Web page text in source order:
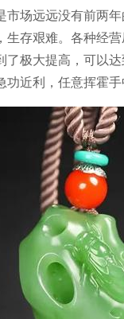
市场远远没有前两
生存艰难。各种经
极大提高，可以
近利，任意挥霍